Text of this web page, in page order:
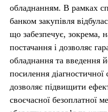
обладнанням. В рамках
банком закупівля
що забезпечує, зокрема,
постачання і дозволяє
обладнання та введення
посилення діагностичної
дозволяє підвищити
своєчасної безоплатної